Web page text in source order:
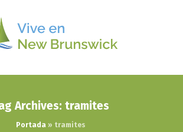
Archives: tramites
Portada » tramites